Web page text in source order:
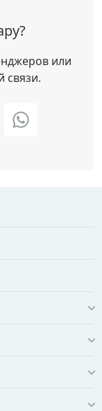
или
связи.